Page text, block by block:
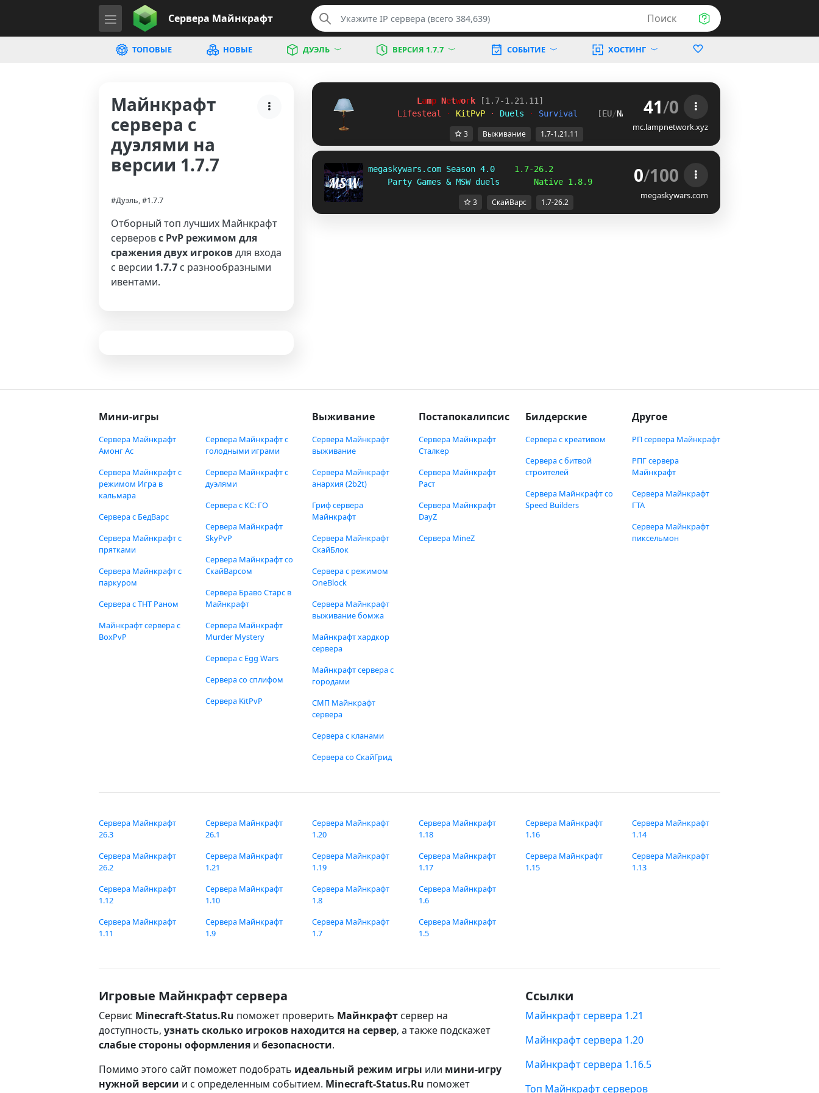
Сервера Майнкрафт Поиск
ТОПОВЫЕ НОВЫЕ ДУЭЛЬ ВЕРСИЯ 1.7.7 СОБЫТИЕ ХОСТИНГ
Майнкрафт
сервера с
дуэлями на
версии 1.7.7
#Дуэль, #1.7.7
Отборный топ лучших Майнкрафт
серверовс PvP режимом для
сражения двух игроковдля входа
с версии 1.7.7 с разнообразными
ивентами.
L amp Network
[1.7-1.21.11]
Lifesteal
· KitPvP · Duels · Survival [EU/NA 41/0
mc.lampnetwork.xyz
3 Выживание 1.7-1.21.11
megaskywars.com Season 4.0
1.7-26.2
Party Games & MSW duels Native 1.8.9 0/100
megaskywars.com
3 СкайВарс 1.7-26.2
Мини-игры
Сервера Майнкрафт
Амонг Ас
Сервера Майнкрафт с
режимом Игра в
кальмара
Сервера с БедВарс
Сервера Майнкрафт с
прятками
Сервера Майнкрафт с
паркуром
Сервера с ТНТ Раном
Майнкрафт сервера с
BoxPvP
Сервера Майнкрафт с
голодными играми
Сервера Майнкрафт с
дуэлями
Сервера с КС: ГО
Сервера Майнкрафт
SkyPvP
Сервера Майнкрафт со
СкайВарсом
Сервера Браво Старс в
Майнкрафт
Сервера Майнкрафт
Murder Mystery
Сервера с Egg Wars
Сервера со сплифом
Сервера KitPvP
Выживание
Сервера Майнкрафт
выживание
Сервера Майнкрафт
анархия (2b2t)
Гриф сервера
Майнкрафт
Сервера Майнкрафт
СкайБлок
Сервера с режимом
OneBlock
Сервера Майнкрафт
выживание бомжа
Майнкрафт хардкор
сервера
Майнкрафт сервера с
городами
СМП Майнкрафт
сервера
Сервера с кланами
Сервера со СкайГрид
Постапокалипсис
Сервера Майнкрафт
Сталкер
Сервера Майнкрафт
Раст
Сервера Майнкрафт
DayZ
Сервера MineZ
Билдерские
Сервера с креативом
Сервера с битвой
строителей
Сервера Майнкрафт со
Speed Builders
Другое
РП сервера Майнкрафт
РПГ сервера
Майнкрафт
Сервера Майнкрафт
ГТА
Сервера Майнкрафт
пиксельмон
Сервера Майнкрафт
26.3
Сервера Майнкрафт
26.2
Сервера Майнкрафт
26.1
Сервера Майнкрафт
1.21
Сервера Майнкрафт
1.20
Сервера Майнкрафт
1.19
Сервера Майнкрафт
1.18
Сервера Майнкрафт
1.17
Сервера Майнкрафт
1.16
Сервера Майнкрафт
1.15
Сервера Майнкрафт
1.14
Сервера Майнкрафт
1.13
Сервера Майнкрафт
1.12
Сервера Майнкрафт
1.11
Сервера Майнкрафт
1.10
Сервера Майнкрафт
1.9
Сервера Майнкрафт
1.8
Сервера Майнкрафт
1.7
Сервера Майнкрафт
1.6
Сервера Майнкрафт
1.5
Игровые Майнкрафт сервера
Сервис Minecraft-Status.Ru поможет проверить Майнкрафт сервер на
доступность, узнать сколько игроков находится на сервер, а также подскажет
слабые стороны оформления и безопасности.
Помимо этого сайт поможет подобрать идеальный режим игры или мини-игру
нужной версии и с определенным событием. Minecraft-Status.Ru поможет
Ссылки
Майнкрафт сервера 1.21
Майнкрафт сервера 1.20
Майнкрафт сервера 1.16.5
Топ Майнкрафт серверов